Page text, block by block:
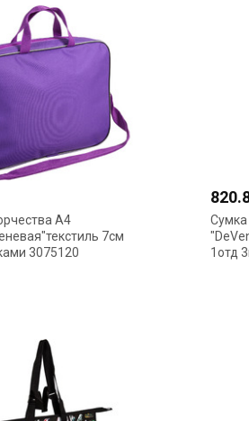
А4
7см
3075120
Сумка
1отд